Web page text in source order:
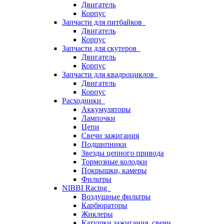
Двигатель
Корпус
Запчасти для питбайков
Двигатель
Корпус
Запчасти для скутеров
Двигатель
Корпус
Запчасти для квадроциклов
Двигатель
Корпус
Расходники
Аккумуляторы
Лампочки
Цепи
Свечи зажигания
Подшипники
Звезды цепного привода
Тормозные колодки
Покрышки, камеры
Фильтры
NIBBI Racing
Воздушные фильтры
Карбюраторы
Жиклеры